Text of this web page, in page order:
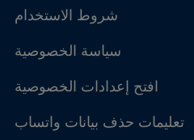
شروط الاستخدام
سياسة الخصوصية
افتح إعدادات الخصوصية
تعليمات حذف بيانات واتساب